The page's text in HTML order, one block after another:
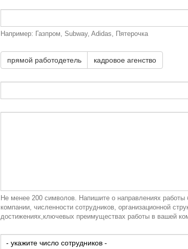
Например: Газпром, Subway, Adidas, Пятерочка
прямой работодетель кадровое агенство
Не менее 200 символов. Напишите о направлениях работы
компании, численности сотрудников, организационной
достижениях,ключевых преимуществах работы в вашей